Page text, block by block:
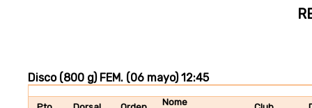
Nome
Disco (800 g) FEM. (06 mayo) 12:45